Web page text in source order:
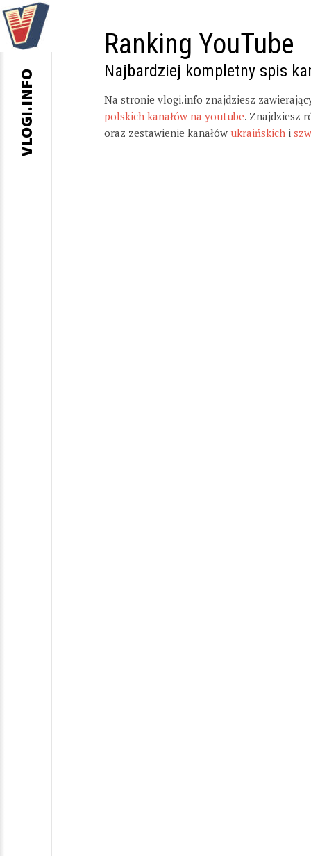
Ranking YouTube
Najbardziej kompletny spis
Na stronie vlogi.info znajdziesz
polskich kanałów na youtube. Znajdziesz
oraz zestawienie kanałów ukraińskich i
VLOGI.INFO